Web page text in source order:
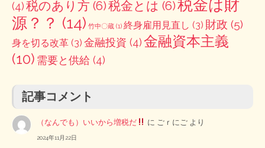
(4)税のあり方 (6)税金とは (6)税金は財
源？？ (14) 竹中〇蔵 (1) 終身雇用見直し (3) 財政 (5)
身を切る改革 (3) 金融投資 (4)金融資本主義
(10) 需要と供給 (4)
記事コメント
（なんでも）いいから増税だ に ごｒにご より
2024年11月22日